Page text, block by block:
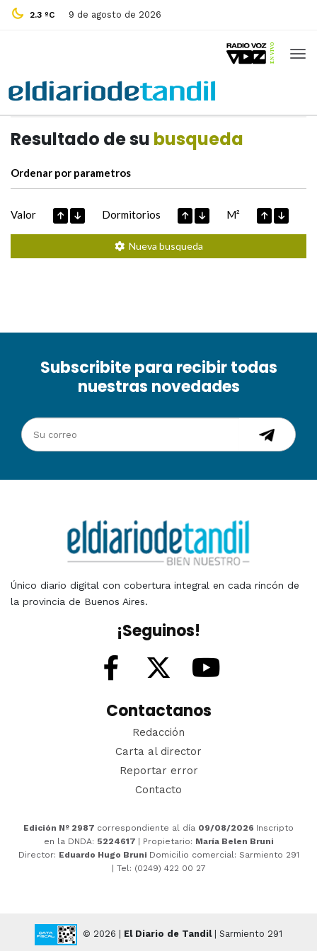
2.3 ºC 9 de agosto de 2026
Resultado de su busqueda
Ordenar por parametros
Valor Dormitorios M²
Nueva busqueda
Subscribite para recibir todas
nuestras novedades
Único diario digital con cobertura integral en cada rincón de
la provincia de Buenos Aires.
¡Seguinos!
Contactanos
Redacción
Carta al director
Reportar error
Contacto
Edición Nº 2987 correspondiente al día 09/08/2026 Inscripto
en la DNDA: 5224617 | Propietario: María Belen Bruni
Director: Eduardo Hugo Bruni Domicilio comercial: Sarmiento 291
| Tel: (0249) 422 00 27
© 2026 | El Diario de Tandil| Sarmiento 291